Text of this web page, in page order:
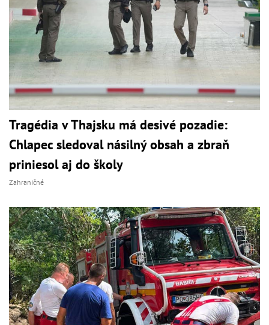
Tragédia v Thajsku má desivé pozadie:
Chlapec sledoval násilný obsah a zbraň
priniesol aj do školy
Zahraničné